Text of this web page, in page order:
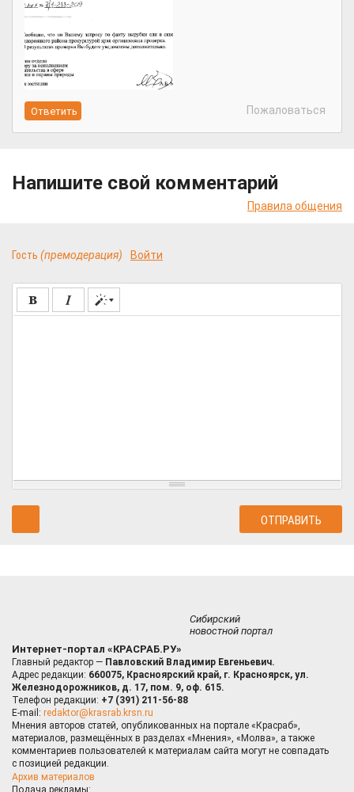
Пожаловаться
Напишите свой комментарий
Правила общения
Гость (премодерация) Войти
Сибирский
новостной портал
Интернет-портал «КРАСРАБ.РУ»
Главный редактор — Павловский Владимир Евгеньевич.
Адрес редакции: 660075, Красноярский край, г. Красноярск, ул.
Железнодорожников, д. 17, пом. 9, оф. 615.
Телефон редакции: +7 (391) 211-56-88
E-mail: redaktor@krasrab.krsn.ru
Мнения авторов статей, опубликованных на портале «Красраб»,
материалов, размещённых в разделах «Мнения», «Молва», а также
комментариев пользователей к материалам сайта могут не совпадать
с позицией редакции.
Архив материалов
Подача рекламы: